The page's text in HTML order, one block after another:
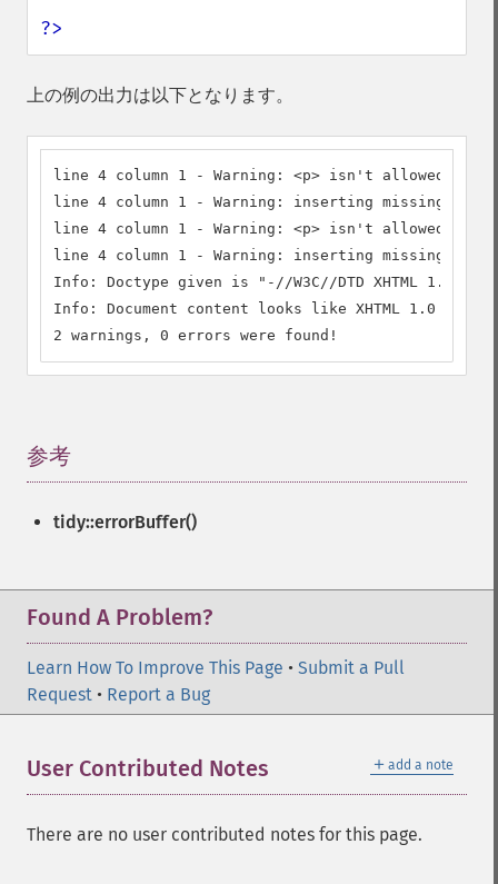
?>
上の例の出力は以下となります。
line 4 column 1 - Warning: <p> isn't allowed in
line 4 column 1 - Warning: inserting missing
line 4 column 1 - Warning: <p> isn't allowed in
line 4 column 1 - Warning: inserting missing
Info: Doctype given is "-//W3C//DTD XHTML 1.0
Info: Document content looks like XHTML 1.0 Strict
2 warnings, 0 errors were found!
参考
tidy::errorBuffer()
Found A Problem?
Learn How To Improve This Page • Submit a Pull
Request • Report a Bug
＋ add a note
User Contributed Notes
There are no user contributed notes for this page.